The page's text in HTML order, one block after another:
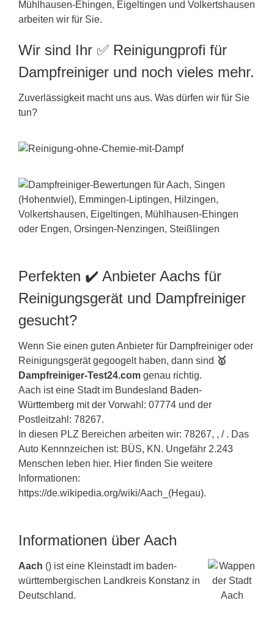
Mühlhausen-Ehingen, Eigeltingen und Volkertshausen
arbeiten wir für Sie.
Wir sind Ihr ✅ Reinigungprofi für
Dampfreiniger und noch vieles mehr.
Zuverlässigkeit macht uns aus. Was dürfen wir für Sie
tun?
Perfekten ✔️ Anbieter Aachs für
Reinigungsgerät und Dampfreiniger
gesucht?
Wenn Sie einen guten Anbieter für Dampfreiniger oder
Reinigungsgerät gegoogelt haben, dann sind 🥇
Dampfreiniger-Test24.com genau richtig.
Aach ist eine Stadt im Bundesland Baden-
Württemberg mit der Vorwahl: 07774 und der
Postleitzahl: 78267.
In diesen PLZ Bereichen arbeiten wir: 78267, , / . Das
Auto Kennnzeichen ist: BÜS, KN. Ungefähr 2.243
Menschen leben hier. Hier finden Sie weitere
Informationen:
https://de.wikipedia.org/wiki/Aach_(Hegau).
Informationen über Aach
Aach () ist eine Kleinstadt im baden-
württembergischen Landkreis Konstanz in
Deutschland.